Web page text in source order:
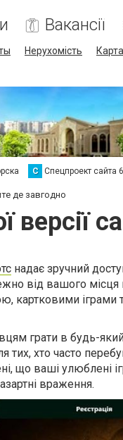
Вакансії
Нерухомість
С Спецпроект сайта
де завгодно
версії
надає зручний
від вашого
картковими іграми
грати в будь-
тих, хто часто
що ваші улюблені
враження.